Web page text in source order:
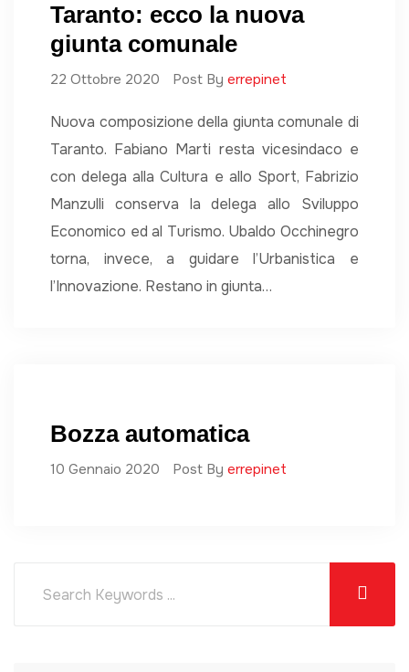
Taranto: ecco la nuova
giunta comunale
22 Ottobre 2020 Post By errepinet
Nuova composizione della giunta comunale di
Taranto. Fabiano Marti resta vicesindaco e
con delega alla Cultura e allo Sport, Fabrizio
Manzulli conserva la delega allo Sviluppo
Economico ed al Turismo. Ubaldo Occhinegro
torna, invece, a guidare l’Urbanistica e
l’Innovazione. Restano in giunta…
Bozza automatica
10 Gennaio 2020 Post By errepinet